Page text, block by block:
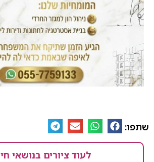
שתפו:
לעוד ציורים בנושאי